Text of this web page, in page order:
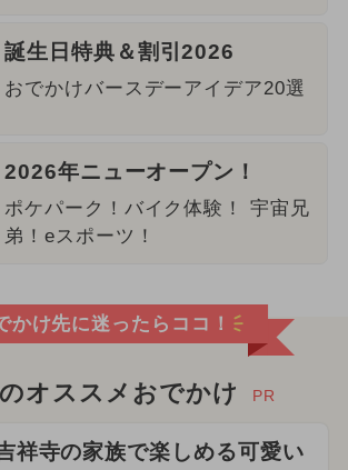
誕生日特典＆割引2026
おでかけバースデーアイデア20選
2026年ニューオープン！
ポケパーク！バイク体験！ 宇宙兄
弟！eスポーツ！
かけ先に迷ったらココ！
オススメおでかけ PR
祥寺の家族で楽しめる可愛い